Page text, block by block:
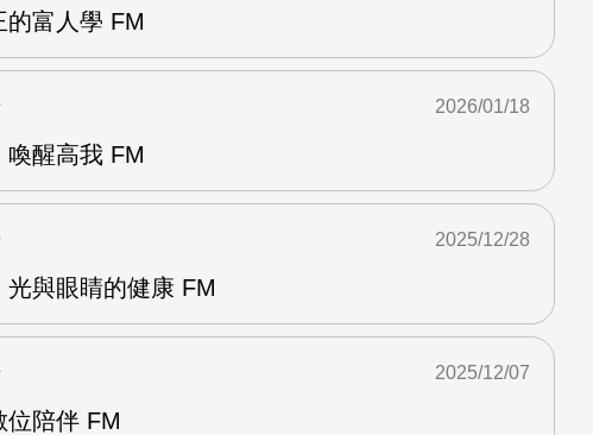
的富人學 FM
喚醒高我 FM
2026/01/18
光與眼睛的健康 FM
2025/12/28
位陪伴 FM
2025/12/07